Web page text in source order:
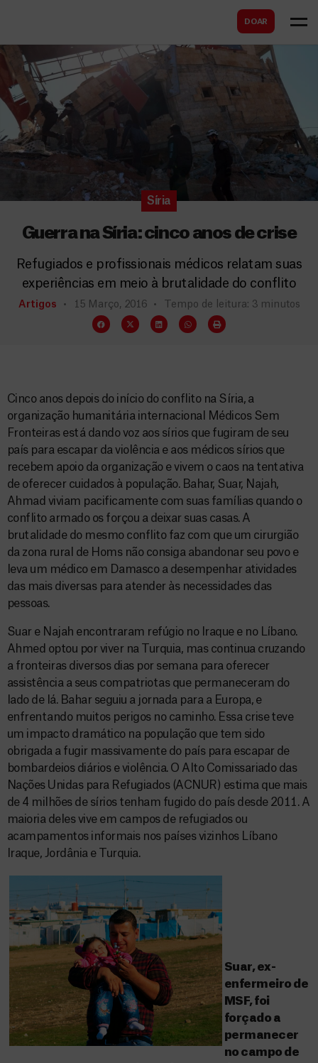
DOAR
Síria
Guerra na Síria: cinco anos de crise
Refugiados e profissionais médicos relatam suas
experiências em meio à brutalidade do conflito
Artigos 15 Março, 2016 Tempo de leitura: 3 minutos
Cinco anos depois do início do conflito na Síria, a
organização humanitária internacional Médicos Sem
Fronteiras está dando voz aos sírios que fugiram de seu
país para escapar da violência e aos médicos sírios que
recebem apoio da organização e vivem o caos na tentativa
de oferecer cuidados à população. Bahar, Suar, Najah,
Ahmad viviam pacificamente com suas famílias quando o
conflito armado os forçou a deixar suas casas. A
brutalidade do mesmo conflito faz com que um cirurgião
da zona rural de Homs não consiga abandonar seu povo e
leva um médico em Damasco a desempenhar atividades
das mais diversas para atender às necessidades das
pessoas.
Suar e Najah encontraram refúgio no Iraque e no Líbano.
Ahmed optou por viver na Turquia, mas continua cruzando
a fronteiras diversos dias por semana para oferecer
assistência a seus compatriotas que permaneceram do
lado de lá. Bahar seguiu a jornada para a Europa, e
enfrentando muitos perigos no caminho. Essa crise teve
um impacto dramático na população que tem sido
obrigada a fugir massivamente do país para escapar de
bombardeios diários e violência. O Alto Comissariado das
Nações Unidas para Refugiados (ACNUR) estima que mais
de 4 milhões de sírios tenham fugido do país desde 2011. A
maioria deles vive em campos de refugiados ou
acampamentos informais nos países vizinhos Líbano
Iraque, Jordânia e Turquia.
Suar, ex-
enfermeiro de
MSF, foi
forçado a
permanecer
no campo de
s